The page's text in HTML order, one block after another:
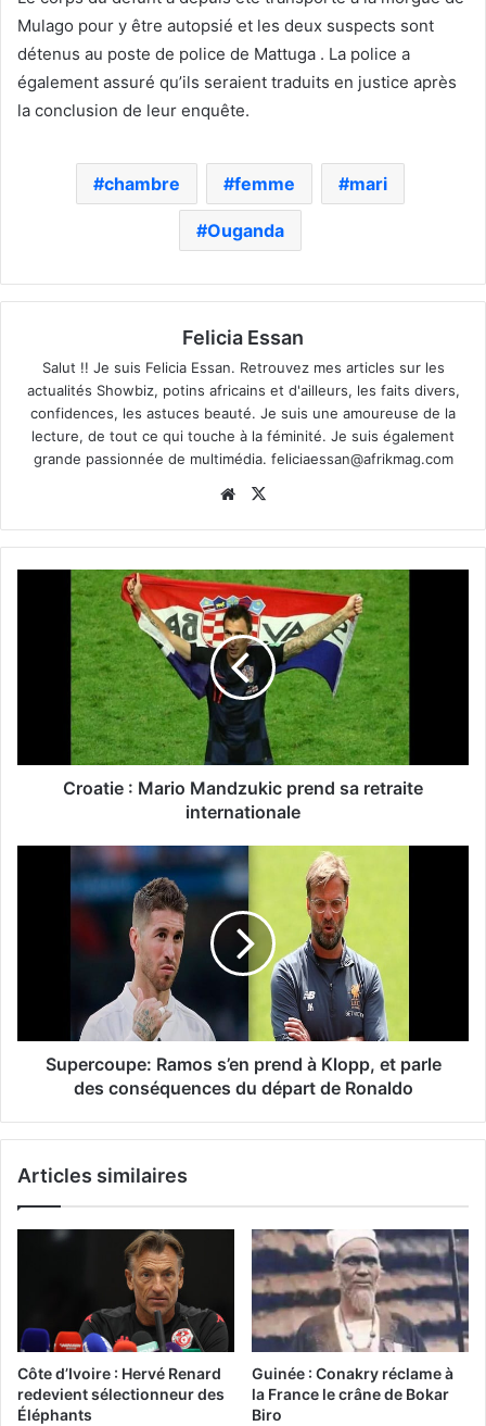
Mulago pour y être autopsié et les deux suspects sont
détenus au poste de police de Mattuga . La police a
également assuré qu’ils seraient traduits en justice après
la conclusion de leur enquête.
chambre femme mari
Ouganda
Felicia Essan
Salut !! Je suis Felicia Essan. Retrouvez mes articles sur les
actualités Showbiz, potins africains et d'ailleurs, les faits divers,
confidences, les astuces beauté. Je suis une amoureuse de la
lecture, de tout ce qui touche à la féminité. Je suis également
grande passionnée de multimédia. feliciaessan@afrikmag.com
Website
Croatie : Mario Mandzukic prend sa retraite
internationale
Supercoupe: Ramos s’en prend à Klopp, et parle
des conséquences du départ de Ronaldo
Articles similaires
Côte d’Ivoire : Hervé Renard
redevient sélectionneur des
Éléphants
Guinée : Conakry réclame à
la France le crâne de Bokar
Biro